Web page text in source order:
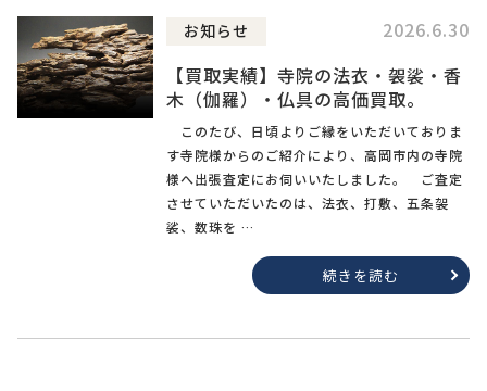
お知らせ
2026.6.30
【買取実績】寺院の法衣・袈裟・香
木（伽羅）・仏具の高価買取。
このたび、日頃よりご縁をいただいておりま
す寺院様からのご紹介により、高岡市内の寺院
様へ出張査定にお伺いいたしました。 ご査定
させていただいたのは、法衣、打敷、五条袈
裟、数珠を …
続きを読む